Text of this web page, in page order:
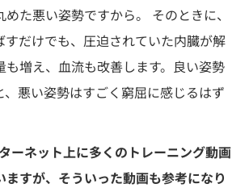
た悪い姿勢ですから。 そのときに、
すだけでも、圧迫されていた内臓が解
も増え、血流も改善します。良い姿勢
、悪い姿勢はすごく窮屈に感じるはず
ーネット上に多くのトレーニング動画
ますが、そういった動画も参考になり